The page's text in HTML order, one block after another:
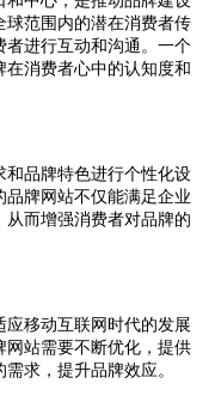
球范围内的潜在消费者传
者进行互动和沟通。一个
消费者心中的认知度和
和品牌特色进行个性化设
牌网站不仅能满足企业
而增强消费者对品牌的
移动互联网时代的发展
网站需要不断优化，提供
求，提升品牌效应。